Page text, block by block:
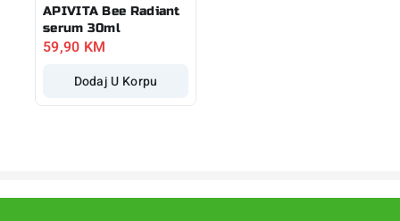
APIVITA Bee Radiant
serum 30ml
59,90 KM
Dodaj U Korpu